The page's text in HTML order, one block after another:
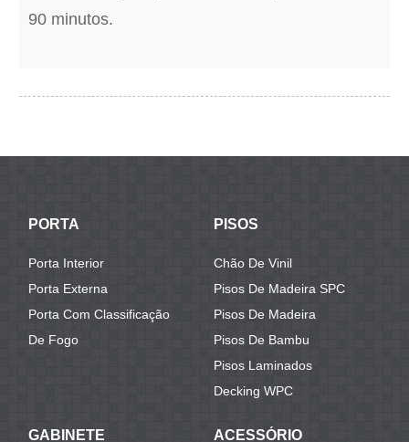
90 minutos.
PORTA
Porta Interior
Porta Externa
Porta Com Classificação
De Fogo
PISOS
Chão De Vinil
Pisos De Madeira SPC
Pisos De Madeira
Pisos De Bambu
Pisos Laminados
Decking WPC
GABINETE ACESSÓRIO